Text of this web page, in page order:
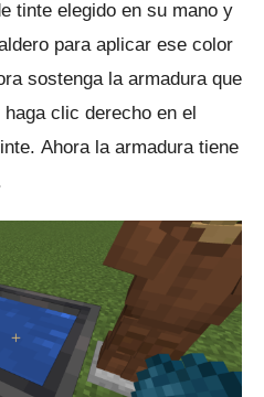
tinte elegido en su mano y
para aplicar ese color
sostenga la armadura que
clic derecho en el
Ahora la armadura tiene